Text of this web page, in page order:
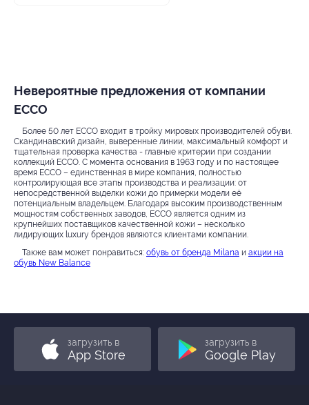
Невероятные предложения от компании
ECCO
Более 50 лет ECCO входит в тройку мировых производителей обуви.
Скандинавский дизайн, выверенные линии, максимальный комфорт и
тщательная проверка качества - главные критерии при создании
коллекций ECCO. С момента основания в 1963 году и по настоящее
время ЕССО – единственная в мире компания, полностью
контролирующая все этапы производства и реализации: от
непосредственной выделки кожи до примерки модели её
потенциальным владельцем. Благодаря высоким производственным
мощностям собственных заводов, ECCO является одним из
крупнейших поставщиков качественной кожи – несколько
лидирующих luxury брендов являются клиентами компании.
Также вам может понравиться: обувь от бренда Milana и акции на
обувь New Balance
загрузить в
App Store
загрузить в
Google Play